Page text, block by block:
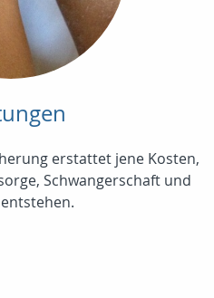
erstattet jene Kosten,
Schwangerschaft und